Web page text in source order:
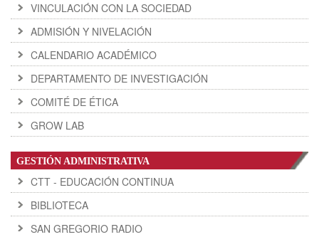
VINCULACIÓN CON LA SOCIEDAD
ADMISIÓN Y NIVELACIÓN
CALENDARIO ACADÉMICO
DEPARTAMENTO DE INVESTIGACIÓN
COMITÉ DE ÉTICA
GROW LAB
GESTIÓN ADMINISTRATIVA
CTT - EDUCACIÓN CONTINUA
BIBLIOTECA
SAN GREGORIO RADIO